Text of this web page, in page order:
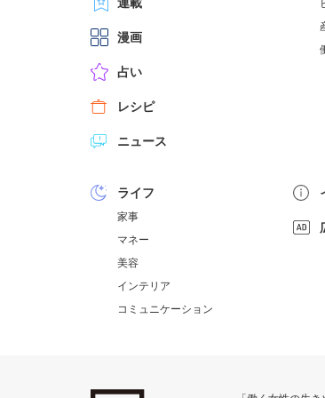
漫画
占い
レシピ
ニュース
ライフ
家事
マネー
美容
インテリア
コミュニケーション